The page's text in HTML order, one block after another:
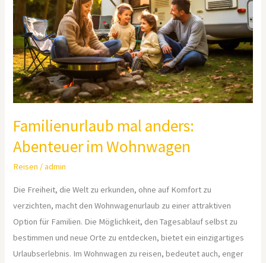
Familienurlaub mal anders:
Abenteuer im Wohnwagen
Reisen /admin
Die Freiheit, die Welt zu erkunden, ohne auf Komfort zu
verzichten, macht den Wohnwagenurlaub zu einer attraktiven
Option für Familien. Die Möglichkeit, den Tagesablauf selbst zu
bestimmen und neue Orte zu entdecken, bietet ein einzigartiges
Urlaubserlebnis. Im Wohnwagen zu reisen, bedeutet auch, enger
Abenteuer
Wohnwagen